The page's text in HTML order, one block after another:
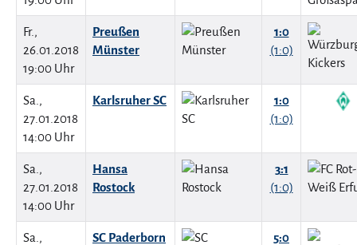
Fr.,
26.01.2018
19:00 Uhr
Preußen
Münster
1:0
(1:0)
Sa.,
27.01.2018
14:00 Uhr
Karlsruher SC
1:0
(1:0)
Sa.,
27.01.2018
14:00 Uhr
Hansa
Rostock
3:1
(1:0)
Sa.,
SC Paderborn
5:0